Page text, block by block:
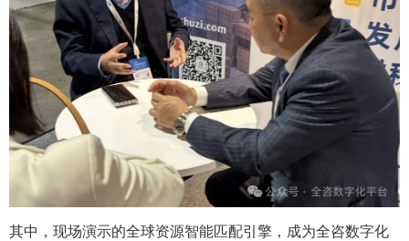
其中，现场演示的全球资源智能匹配引擎，成为全咨数字化